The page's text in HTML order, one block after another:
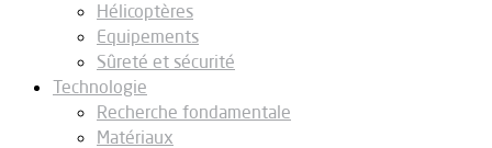
Hélicoptères
Equipements
Sûreté et sécurité
Technologie
Recherche fondamentale
Matériaux